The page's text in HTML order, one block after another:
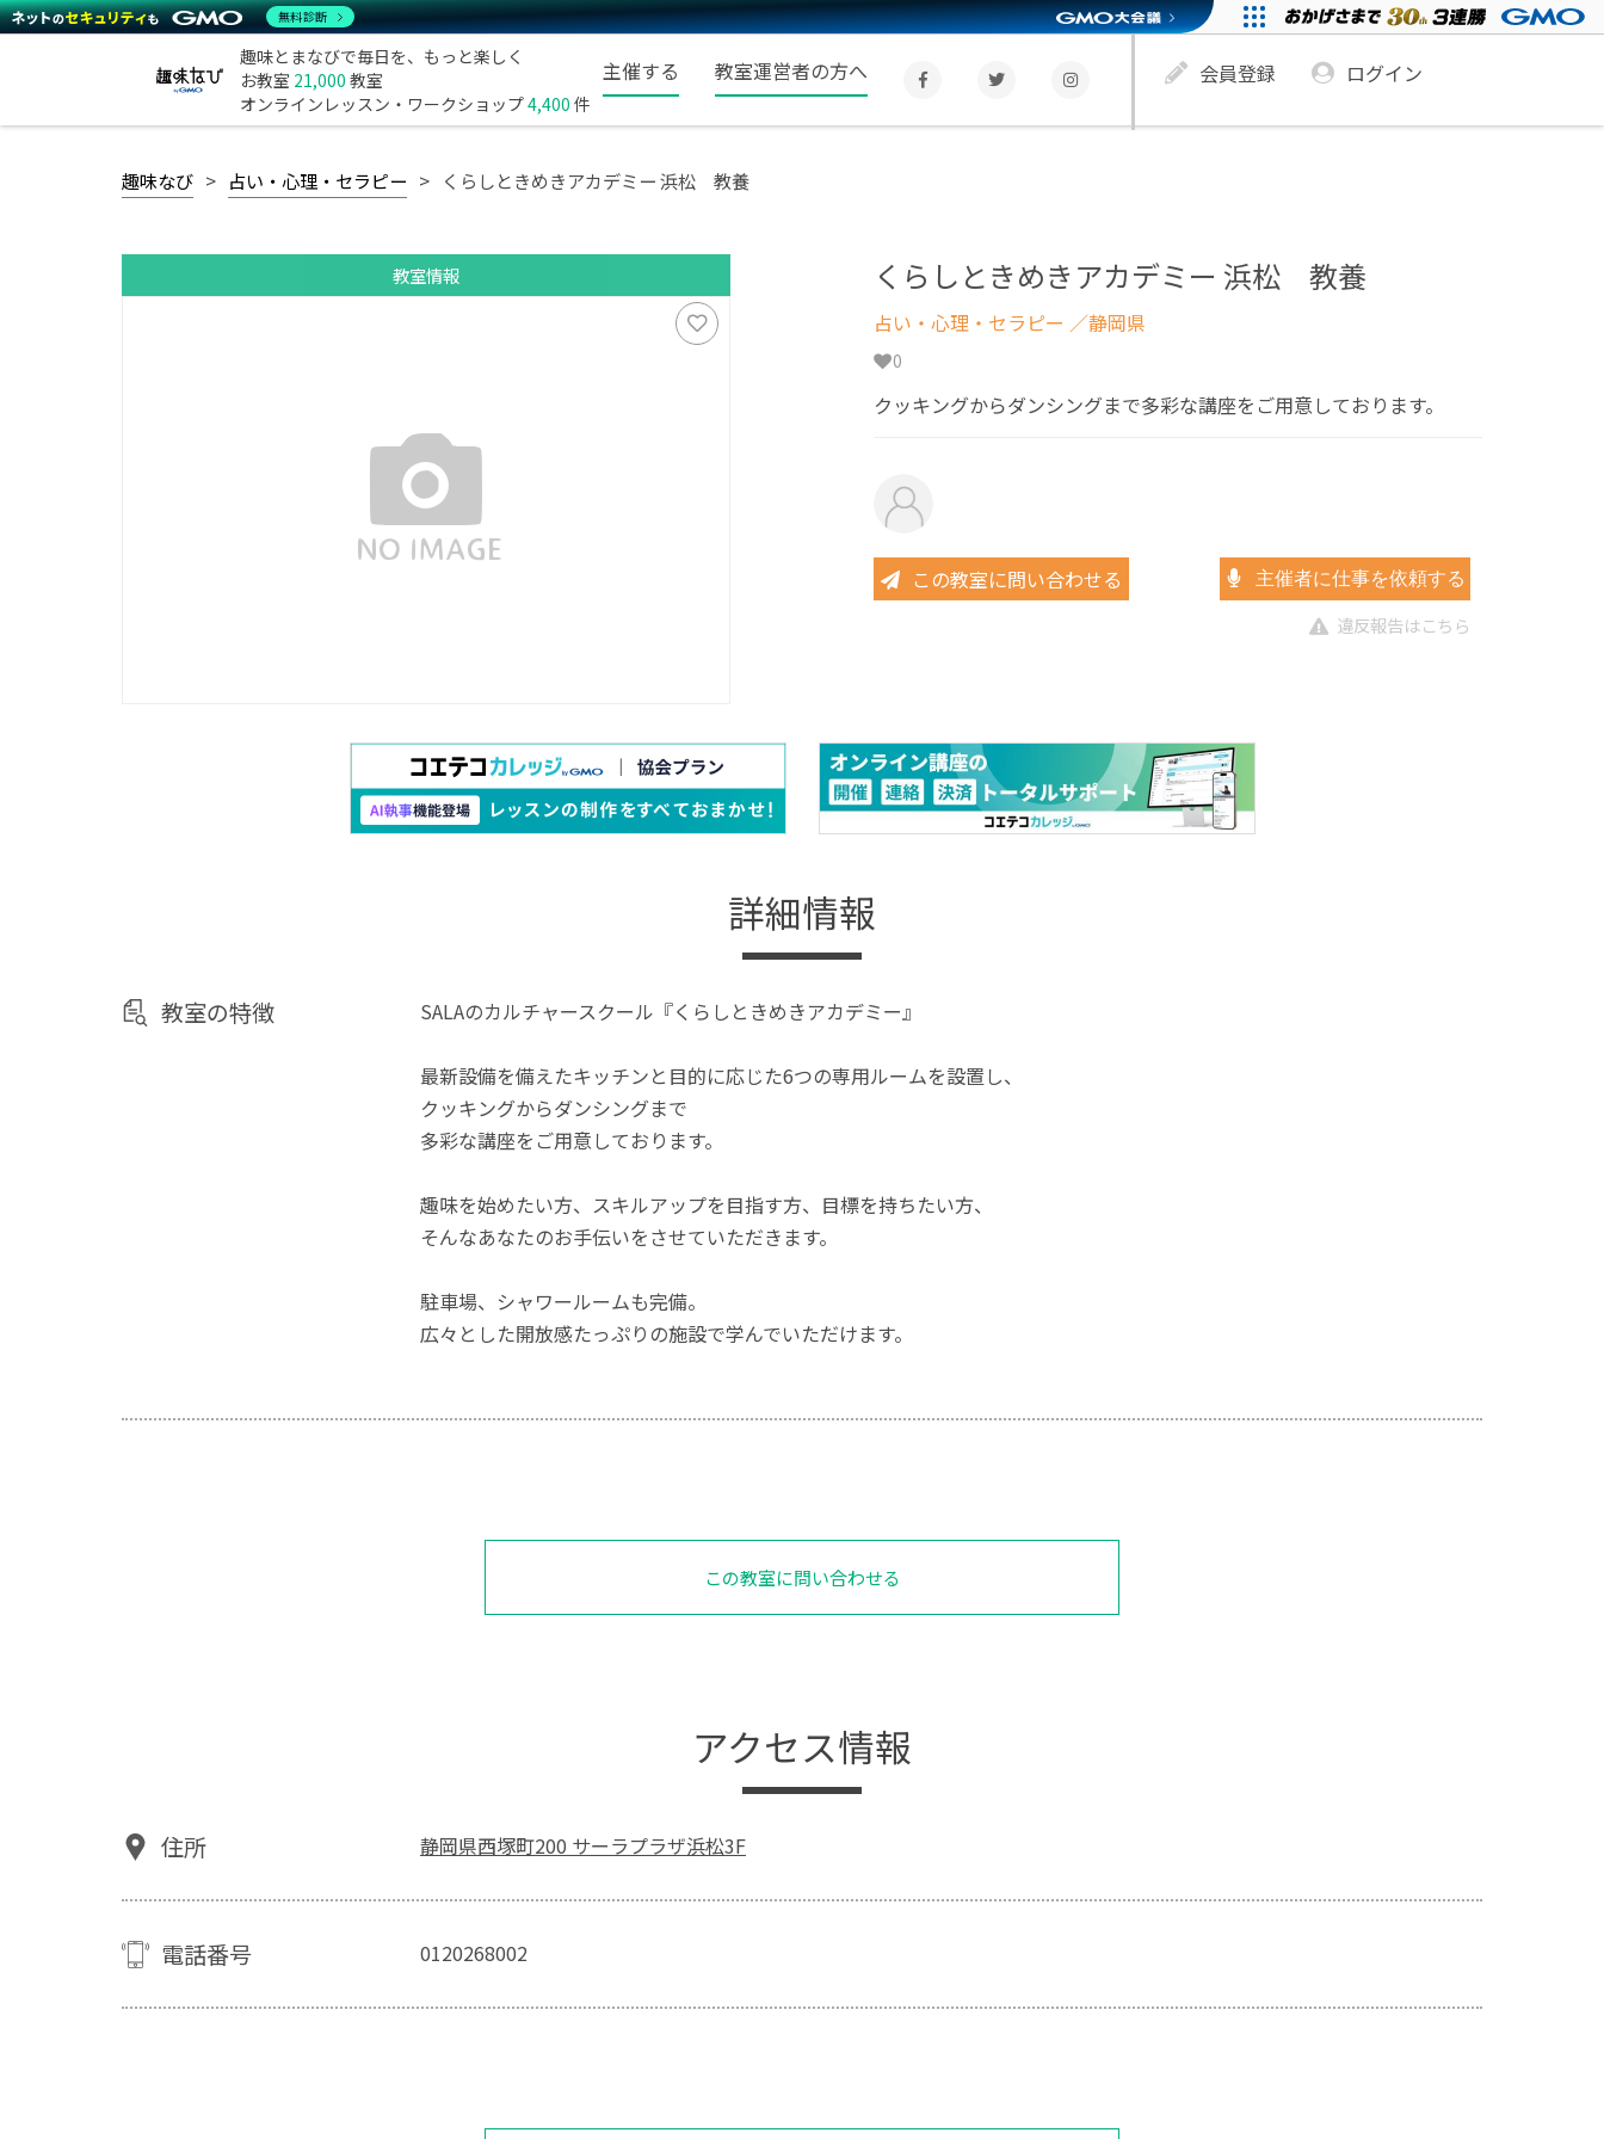
趣味とまなびで毎日を、もっと楽しく
お教室 21,000 教室
オンラインレッスン・ワークショップ4,400 件
主催する 教室運営者の方へ 会員登録 ログイン
趣味なび 占い・心理・セラピー くらしときめきアカデミー 浜松 教養
教室情報 くらしときめきアカデミー 浜松 教養
占い・心理・セラピー ／静岡県
0
クッキングからダンシングまで多彩な講座をご用意しております。
この教室に問い合わせる 主催者に仕事を依頼する
違反報告はこちら
詳細情報
教室の特徴 SALAのカルチャースクール『くらしときめきアカデミー』
最新設備を備えたキッチンと目的に応じた6つの専用ルームを設置し、
クッキングからダンシングまで
多彩な講座をご用意しております。
趣味を始めたい方、スキルアップを目指す方、目標を持ちたい方、
そんなあなたのお手伝いをさせていただきます。
駐車場、シャワールームも完備。
広々とした開放感たっぷりの施設で学んでいただけます。
この教室に問い合わせる
アクセス情報
住所 静岡県西塚町200 サーラプラザ浜松3F
電話番号 0120268002
無料診断